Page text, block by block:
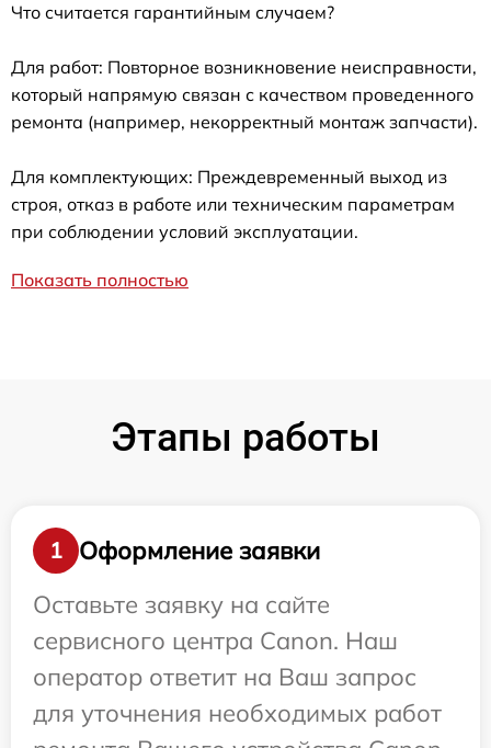
Что считается гарантийным случаем?
Для работ: Повторное возникновение неисправности,
который напрямую связан с качеством проведенного
ремонта (например, некорректный монтаж запчасти).
Для комплектующих: Преждевременный выход из
строя, отказ в работе или техническим параметрам
при соблюдении условий эксплуатации.
Показать полностью
Этапы работы
1
Оформление заявки
Оставьте заявку на сайте
сервисного центра Canon. Наш
оператор ответит на Ваш запрос
для уточнения необходимых работ